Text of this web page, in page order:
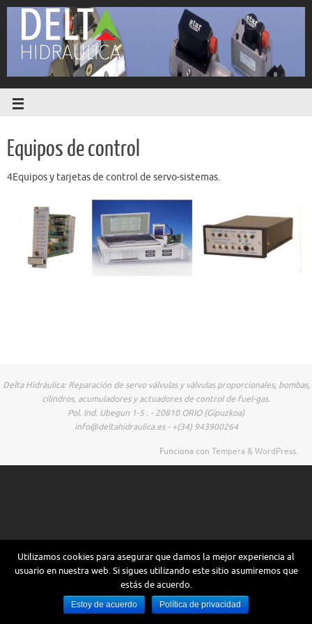
Equipos de control
4Equipos y tarjetas de control de servo-sistemas.
Delta Hidráulica: Reparación de servo válvulas y válvulas proporcionales, bombas,
cilindros, acumuladores y actuadores de control de fuel-gas.
Pol. Ind. Ubegun 1-5 . - 20810 ORIO (Gipuzkoa)
info@deltahidraulica.es - +(34) 943900264
Funciona con Tempera&WordPress.
Utilizamos cookies para asegurar que damos la mejor experiencia al
usuario en nuestra web. Si sigues utilizando este sitio asumiremos que
estás de acuerdo.
Estoy de acuerdo Política de privacidad